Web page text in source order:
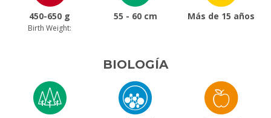
450-650 g
Birth Weight:
55 - 60 cm Más de 15 años
BIOLOGÍA